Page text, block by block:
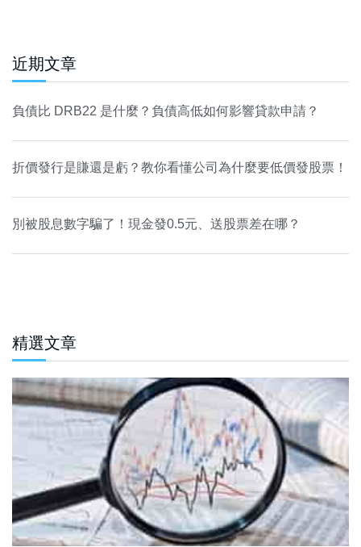
近期文章
負債比 DRB22 是什麼？負債高低如何影響貸款申請？
折價發行是賺還是虧？教你看懂公司為什麼要低價發股票！
別被股息數字騙了！現金發0.5元、送股票差在哪？
精選文章